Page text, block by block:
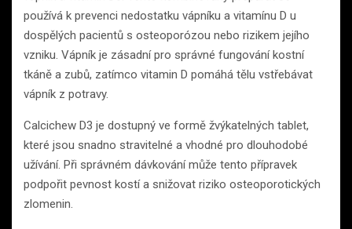
používá k prevenci nedostatku vápníku a vitamínu D u
dospělých pacientů s osteoporózou nebo rizikem jejího
vzniku. Vápník je zásadní pro správné fungování kostní
tkáně a zubů, zatímco vitamin D pomáhá tělu vstřebávat
vápník z potravy.
Calcichew D3 je dostupný ve formě žvýkatelných tablet,
které jsou snadno stravitelné a vhodné pro dlouhodobé
užívání. Při správném dávkování může tento přípravek
podpořit pevnost kostí a snižovat riziko osteoporotických
zlomenin.